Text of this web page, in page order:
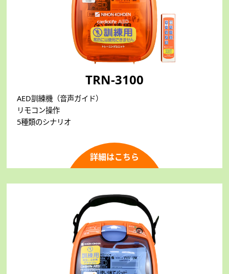
TRN-3100
AED訓練機（音声ガイド）
リモコン操作
5種類のシナリオ
詳細はこちら